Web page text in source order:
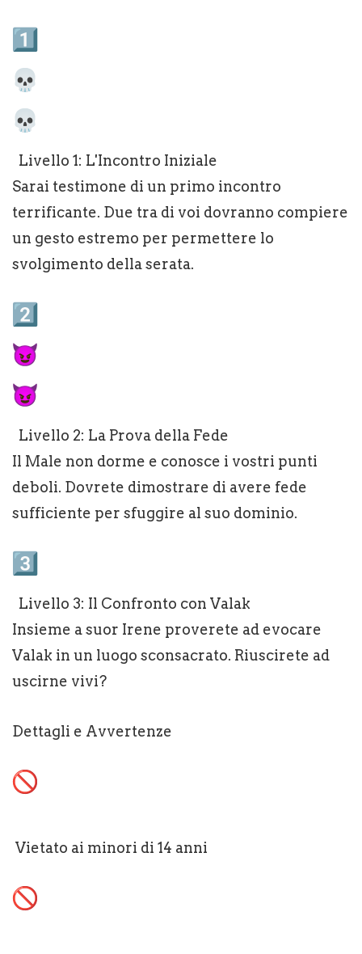
Livello 1: L'Incontro Iniziale
Sarai testimone di un primo incontro
terrificante. Due tra di voi dovranno compiere
un gesto estremo per permettere lo
svolgimento della serata.
Livello 2: La Prova della Fede
Il Male non dorme e conosce i vostri punti
deboli. Dovrete dimostrare di avere fede
sufficiente per sfuggire al suo dominio.
Livello 3: Il Confronto con Valak
Insieme a suor Irene proverete ad evocare
Valak in un luogo sconsacrato. Riuscirete ad
uscirne vivi?
Dettagli e Avvertenze
Vietato ai minori di 14 anni